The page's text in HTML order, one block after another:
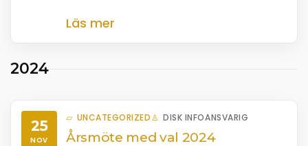
Läs mer
2024
25
NOV
UNCATEGORIZED DISK INFOANSVARIG
Årsmöte med val 2024